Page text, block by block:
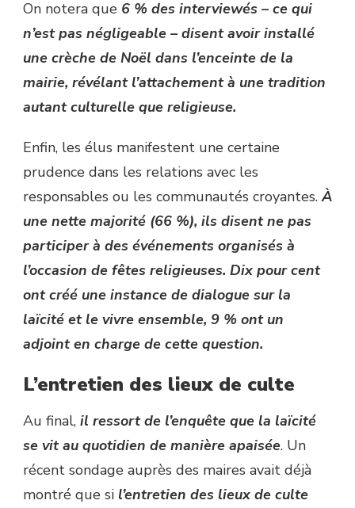
On notera que 6 % des interviewés – ce qui
n’est pas négligeable – disent avoir installé
une crèche de Noël dans l’enceinte de la
mairie, révélant l’attachement à une tradition
autant culturelle que religieuse.
Enfin, les élus manifestent une certaine
prudence dans les relations avec les
responsables ou les communautés croyantes.À
une nette majorité (66 %), ils disent ne pas
participer à des événements organisés à
l’occasion de fêtes religieuses. Dix pour cent
ont créé une instance de dialogue sur la
laïcité et le vivre ensemble, 9 % ont un
adjoint en charge de cette question.
L’entretien des lieux de culte
Au final, il ressort de l’enquête que la laïcité
se vit au quotidien de manière apaisée. Un
récent sondage auprès des maires avait déjà
montré que si l’entretien des lieux de culte